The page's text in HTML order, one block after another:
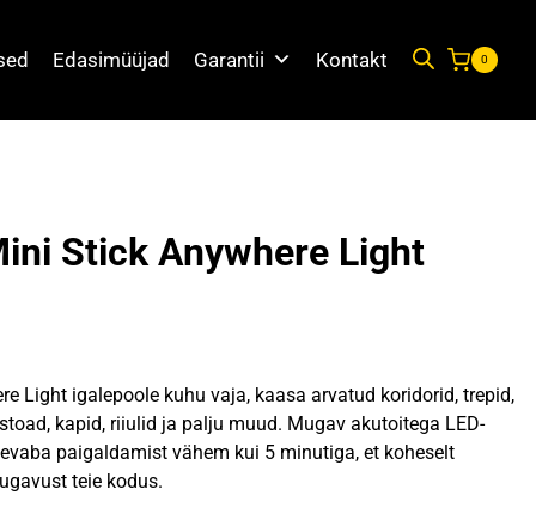
Edasimüüjad Garantii Kontakt 0
Stick Anywhere Light
€.
Light igalepoole kuhu vaja, kaasa arvatud koridorid, trepid,
kapid, riiulid ja palju muud. Mugav akutoitega LED-
paigaldamist vähem kui 5 minutiga, et koheselt
teie kodus.